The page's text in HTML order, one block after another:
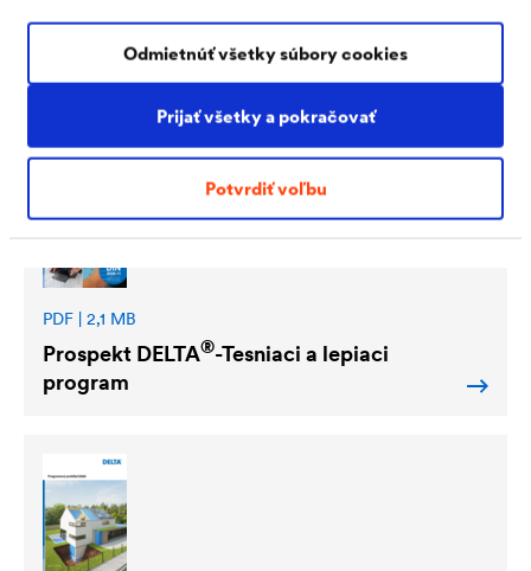
Prijať všetky a pokračovať
Potvrdiť voľbu
Odmietnúť všetky súbory cookies
Na stiahnutie
PDF | 2,1 MB
Prospekt DELTA®-Tesniaci a lepiaci
program